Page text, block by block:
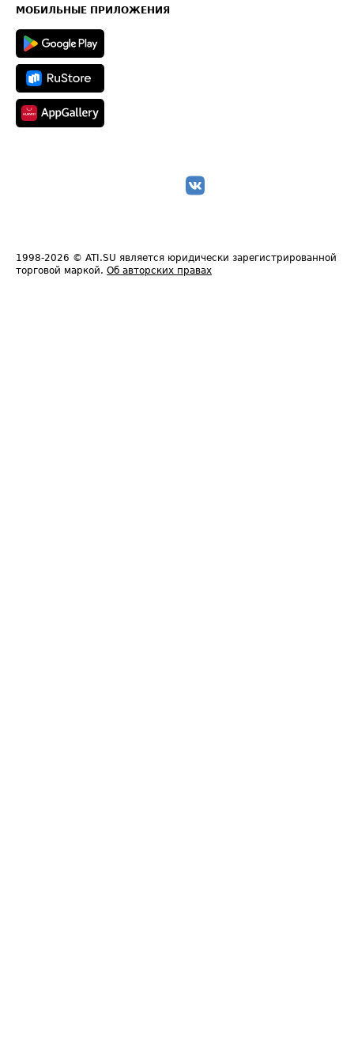
Техническая информация
МОБИЛЬНЫЕ ПРИЛОЖЕНИЯ
1998-2026 © ATI.SU является юридически зарегистрированной
торговой маркой. Об авторских правах